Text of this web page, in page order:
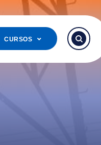
CURSOS